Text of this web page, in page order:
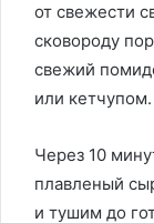
от свежести
сковороду
свежий
или кетчупом.
Через 10
плавленый
и тушим до